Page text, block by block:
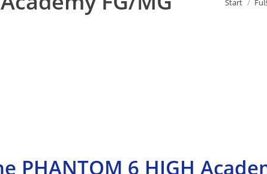
PHANTOM 6 HIGH